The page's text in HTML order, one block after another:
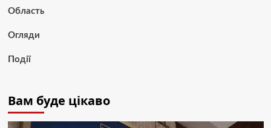
Область
Огляди
Події
Вам буде цікаво